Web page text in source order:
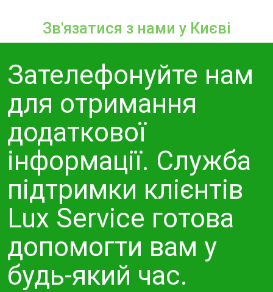
Зв'язатися з нами у Києві
Зателефонуйте нам
для отримання
додаткової
інформації. Служба
підтримки клієнтів
Lux Service готова
допомогти вам у
будь-який час.